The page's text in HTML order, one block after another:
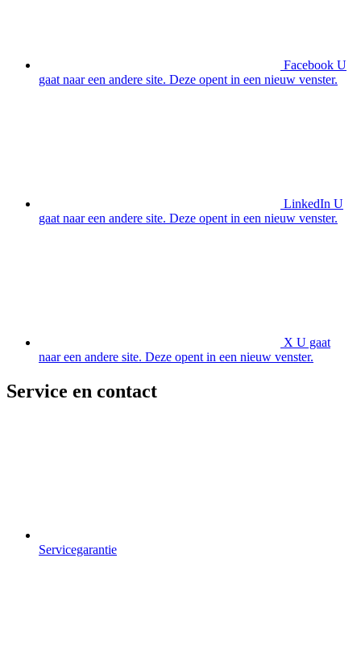
Facebook U
gaat naar een andere site. Deze opent in een nieuw venster.
LinkedIn U
gaat naar een andere site. Deze opent in een nieuw venster.
X U gaat
naar een andere site. Deze opent in een nieuw venster.
Service en contact
Servicegarantie